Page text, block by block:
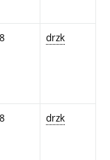
8 drzk
8 drzk